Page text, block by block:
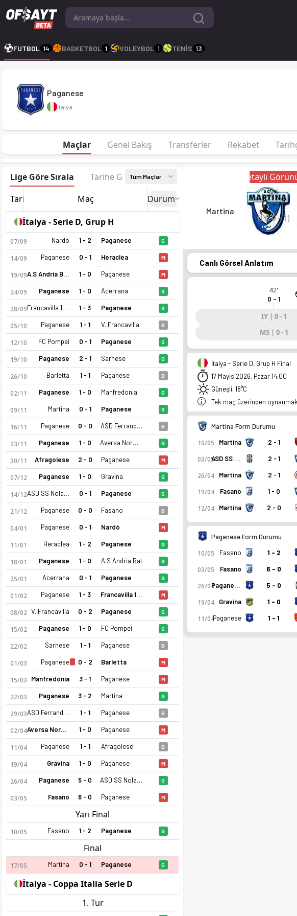
Paganese 25-26 sezonu | Serie D, Grup H'de 4. sırada, 58 puan. Kadro, fikstür
FUTBOL 14 BASKETBOL 1 VOLEYBOL 1 TENİS 13
Paganese 25-26 sezonu | Serie D, Grup H'de 4. sırada, 58 puan. Kadro, fikstür
Paganese
İtalya
Maçlar Genel Bakış Transferler Rekabet
Lige Göre Sırala Tarihe Göre Sırala
Tüm Maçlar
Tarih Maç Durum
İtalya - Serie D, Grup H
07/09 Nardò 1 - 2 Paganese G
14/09 Paganese 0 - 1 Heraclea M
19/09 A.S Andria Bat 1 - 0 Paganese M
24/09 Paganese 1 - 0 Acerrana G
28/09 Francavilla 1931 1 - 3 Paganese G
05/10 Paganese 1 - 1 V. Francavilla B
12/10 FC Pompei 0 - 1 Paganese G
19/10 Paganese 2 - 1 Sarnese G
26/10 Barletta 1 - 1 Paganese B
02/11 Paganese 1 - 0 Manfredonia G
09/11 Martina 0 - 1 Paganese G
16/11 Paganese 0 - 0 ASD Ferrandina B
23/11 Paganese 1 - 0 Aversa Normanna G
30/11 Afragolese 2 - 0 Paganese M
07/12 Paganese 1 - 0 Gravina G
14/12 ASD SS Nola 1925 0 - 1 Paganese G
21/12 Paganese 0 - 0 Fasano B
04/01 Paganese 0 - 1 Nardò M
11/01 Heraclea 1 - 2 Paganese G
18/01 Paganese 1 - 0 A.S Andria Bat G
25/01 Acerrana 0 - 1 Paganese G
01/02 Paganese 1 - 3 Francavilla 1931 M
08/02 V. Francavilla 0 - 2 Paganese G
15/02 Paganese 1 - 0 FC Pompei G
22/02 Sarnese 1 - 1 Paganese B
01/03 Paganese 0 - 2 Barletta M
15/03 Manfredonia 3 - 1 Paganese M
22/03 Paganese 3 - 2 Martina G
29/03 ASD Ferrandina 1 - 1 Paganese B
02/04 Aversa Normanna 1 - 0 Paganese M
11/04 Paganese 1 - 1 Afragolese B
19/04 Gravina 1 - 0 Paganese M
26/04 Paganese 5 - 0 ASD SS Nola 1925 G
03/05 Fasano 6 - 0 Paganese M
Yarı Final
10/05 Fasano 1 - 2 Paganese G
Final
17/05 Martina 0 - 1 Paganese G
İtalya - Coppa Italia Serie D
1. Tur
Detaylı
Martina
MS
0 - 1
(İY:0-1)
Canlı Görsel Anlatım
42'
0 - 1
IY | 0 - 1
MS | 0 - 1
İtalya - Serie D, Grup H Final
17 Mayıs 2026, Pazar 14:00
Güneşli, 18°C
Tek maç üzerinden
Martina Form Durumu
10/05 Martina 2 - 1
03/05 ASD SS Nola 1925 2 - 1
26/04 Martina 2 - 1
19/04 Fasano 1 - 0
12/04 Martina 2 - 0
Paganese Form Durumu
10/05 Fasano 1 - 2
03/05 Fasano 6 - 0
26/04 Paganese 5 - 0
19/04 Gravina 1 - 0
11/04Paganese 1 - 1